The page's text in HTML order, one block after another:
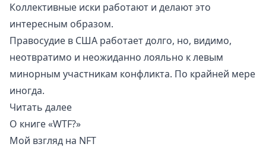
Коллективные иски работают и делают это
интересным образом.
Правосудие в США работает долго, но, видимо,
неотвратимо и неожиданно лояльно к левым
минорным участникам конфликта. По крайней мере
иногда.
Читать далее
О книге «WTF?»
Мой взгляд на NFT